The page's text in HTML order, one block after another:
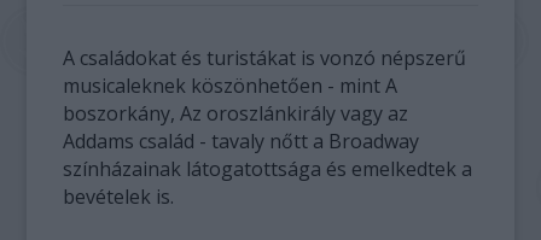
A családokat és turistákat is vonzó népszerű
musicaleknek köszönhetően - mint A
boszorkány, Az oroszlánkirály vagy az
Addams család - tavaly nőtt a Broadway
színházainak látogatottsága és emelkedtek a
bevételek is.